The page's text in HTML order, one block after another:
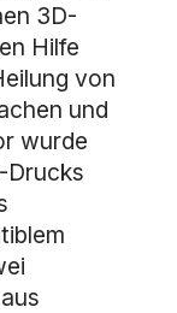
3D-
Hilfe
von
und
wurde
Drucks